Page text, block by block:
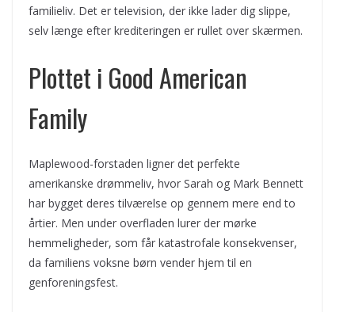
familieliv. Det er television, der ikke lader dig slippe,
selv længe efter krediteringen er rullet over skærmen.
Plottet i Good American
Family
Maplewood-forstaden ligner det perfekte
amerikanske drømmeliv, hvor Sarah og Mark Bennett
har bygget deres tilværelse op gennem mere end to
årtier. Men under overfladen lurer der mørke
hemmeligheder, som får katastrofale konsekvenser,
da familiens voksne børn vender hjem til en
genforeningsfest.